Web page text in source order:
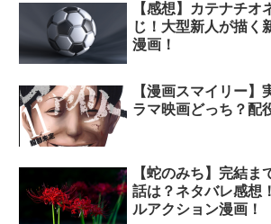
【感想】カテナチオ
じ！大型新人が描く
漫画！
【漫画スマイリー】
ラマ映画どっち？配
【蛇のみち】完結ま
話は？ネタバレ感想
ルアクション漫画！